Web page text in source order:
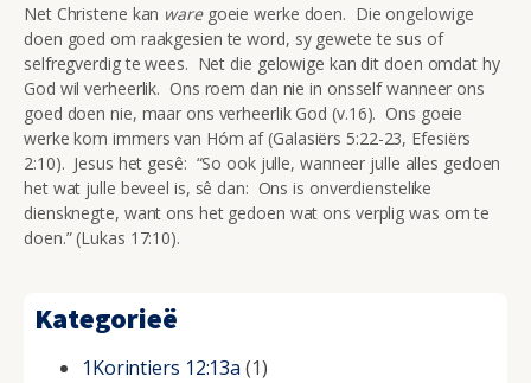
Net Christene kan waregoeie werke doen. Die ongelowige
doen goed om raakgesien te word, sy gewete te sus of
selfregverdig te wees. Net die gelowige kan dit doen omdat hy
God wil verheerlik. Ons roem dan nie in onsself wanneer ons
goed doen nie, maar ons verheerlik God (v.16). Ons goeie
werke kom immers van Hóm af (Galasiërs 5:22-23, Efesiërs
2:10). Jesus het gesê: “So ook julle, wanneer julle alles gedoen
het wat julle beveel is, sê dan: Ons is onverdienstelike
diensknegte, want ons het gedoen wat ons verplig was om te
doen.” (Lukas 17:10).
Kategorieë
1Korintiers 12:13a (1)